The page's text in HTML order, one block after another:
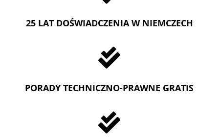
25 LAT DOŚWIADCZENIA W NIEMCZECH

PORADY TECHNICZNO-PRAWNE GRATIS
